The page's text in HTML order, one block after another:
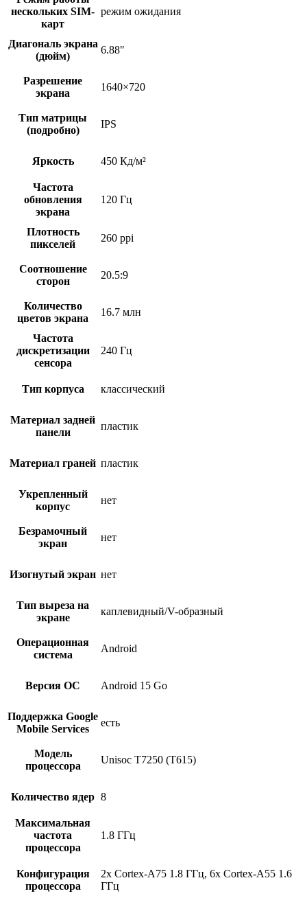
нескольких SIM-
карт
режим ожидания
Диагональ экрана
(дюйм)
6.88"
Разрешение
экрана
1640×720
Тип матрицы
(подробно)
IPS
Яркость 450 Кд/м²
Частота
обновления
экрана
120 Гц
Плотность
пикселей
260 ppi
Соотношение
сторон
20.5:9
Количество
цветов экрана
16.7 млн
Частота
дискретизации
сенсора
240 Гц
Тип корпуса классический
Материал задней
панели
пластик
Материал граней пластик
Укрепленный
корпус
нет
Безрамочный
экран
нет
Изогнутый экран нет
Тип выреза на
экране
каплевидный/V-образный
Операционная
система
Android
Версия ОС Android 15 Go
Поддержка Google
Mobile Services
есть
Модель
процессора
Unisoc T7250 (T615)
Количество ядер 8
Максимальная
частота
процессора
1.8 ГГц
Конфигурация
процессора
2x Cortex-A75 1.8 ГГц, 6x Cortex-A55 1.6
ГГц